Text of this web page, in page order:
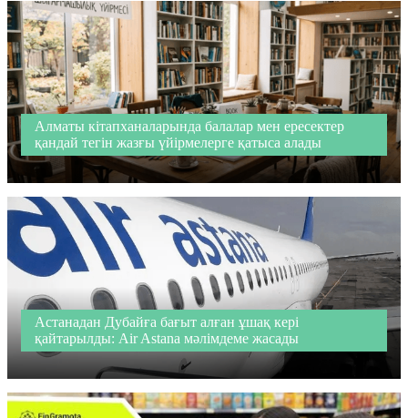
Алматы кітапханаларында балалар мен ересектер
қандай тегін жазғы үйірмелерге қатыса алады
Астанадан Дубайға бағыт алған ұшақ кері
қайтарылды: Air Astana мәлімдеме жасады